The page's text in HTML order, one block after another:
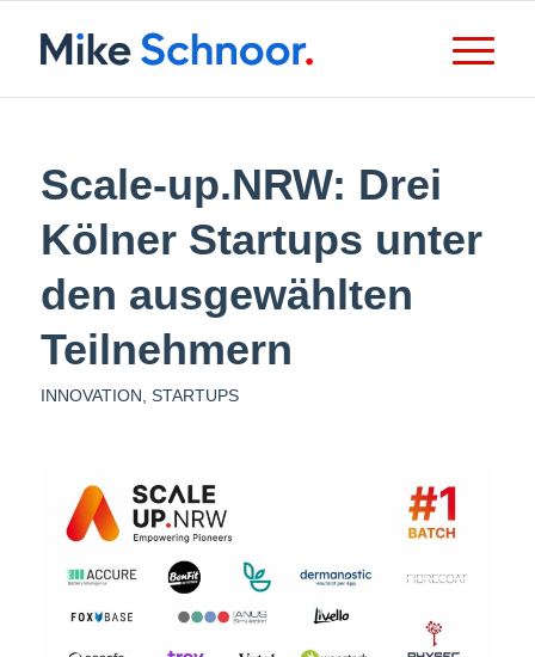
Scale-up.NRW: Drei
Kölner Startups unter
den ausgewählten
Teilnehmern
INNOVATION STARTUPS